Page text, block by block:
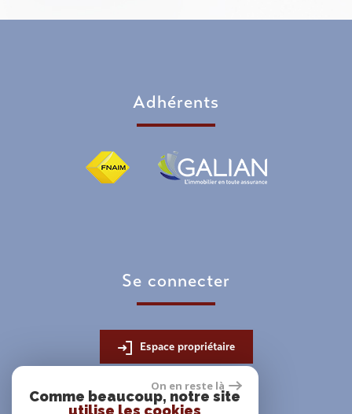
adhérents
se connecter
Espace propriétaire
On en reste là
Comme beaucoup, notre site
utilise les cookies